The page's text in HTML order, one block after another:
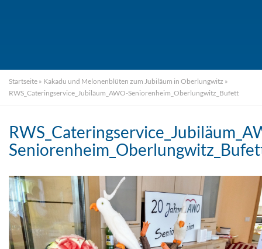
Startseite » Kakadu und Melonenblüten zum Jubiläum in Oberlungwitz »
RWS_Cateringservice_Jubiläum_AWO-Seniorenheim_Oberlungwitz_Bufett